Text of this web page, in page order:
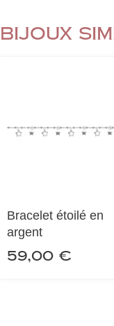
Bijoux
Bracelet étoilé en
argent
59,00 €